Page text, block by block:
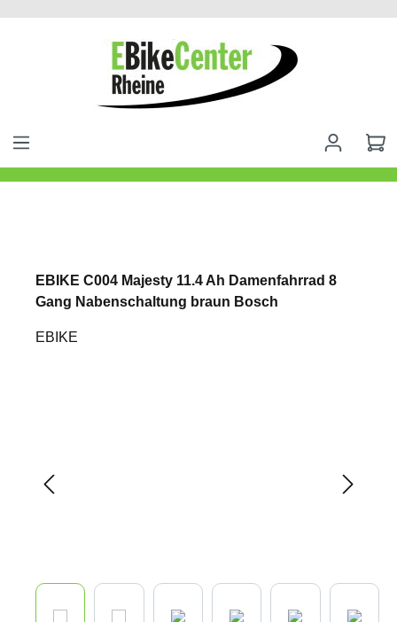
springen
EBIKE C004 Majesty 11.4 Ah Damenfahrrad 8
Gang Nabenschaltung braun Bosch
EBIKE